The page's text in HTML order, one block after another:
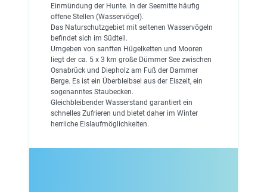
Einmündung der Hunte. In der Seemitte häufig
offene Stellen (Wasservögel).
Das Naturschutzgebiet mit seltenen Wasservögeln
befindet sich im Südteil.
Umgeben von sanften Hügelketten und Mooren
liegt der ca. 5 x 3 km große Dümmer See zwischen
Osnabrück und Diepholz am Fuß der Dammer
Berge. Es ist ein Überbleibsel aus der Eiszeit, ein
sogenanntes Staubecken.
Gleichbleibender Wasserstand garantiert ein
schnelles Zufrieren und bietet daher im Winter
herrliche Eislaufmöglichkeiten.